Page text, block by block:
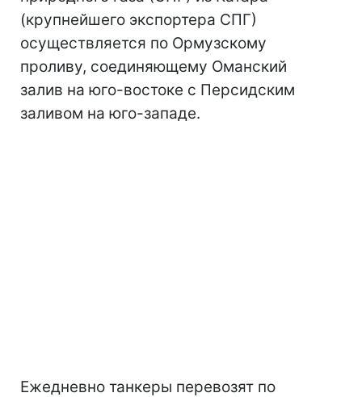
(крупнейшего экспортера СПГ)
осуществляется по Ормузскому
проливу, соединяющему Оманский
залив на юго-востоке с Персидским
заливом на юго-западе.
Ежедневно танкеры перевозят по